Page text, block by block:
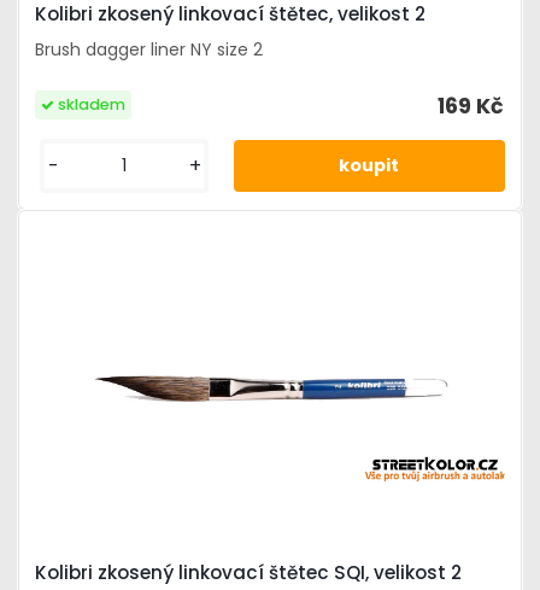
Kolibri zkosený linkovací štětec, velikost 2
Brush dagger liner NY size 2
169 Kč
skladem
- +
Kolibri zkosený linkovací štětec SQI, velikost 2